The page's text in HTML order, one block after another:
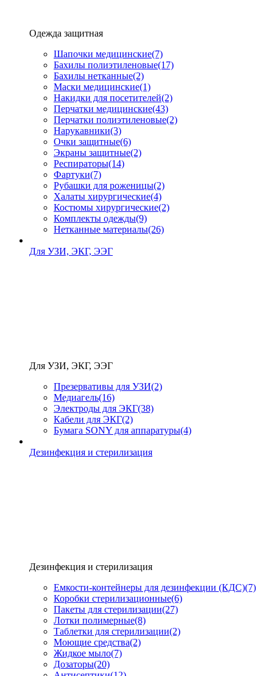
Одежда защитная
Шапочки медицинские(7)
Бахилы полиэтиленовые(17)
Бахилы нетканные(2)
Маски медицинские(1)
Накидки для посетителей(2)
Перчатки медицинские(43)
Перчатки полиэтиленовые(2)
Нарукавники(3)
Очки защитные(6)
Экраны защитные(2)
Рeспираторы(14)
Фартуки(7)
Рубашки для роженицы(2)
Халаты хирургические(4)
Костюмы хирургические(2)
Комплекты одежды(9)
Нетканные материалы(26)
Для УЗИ, ЭКГ, ЭЭГ
Для УЗИ, ЭКГ, ЭЭГ
Презервативы для УЗИ(2)
Медиагель(16)
Электроды для ЭКГ(38)
Кабели для ЭКГ(2)
Бумага SONY для аппаратуры(4)
Дезинфекция и стерилизация
Дезинфекция и стерилизация
Емкости-контейнеры для дезинфекции (КДС)(7)
Коробки стерилизационные(6)
Пакеты для стерилизации(27)
Лотки полимерные(8)
Таблетки для стерилизации(2)
Моющие средства(2)
Жидкое мыло(7)
Дозаторы(20)